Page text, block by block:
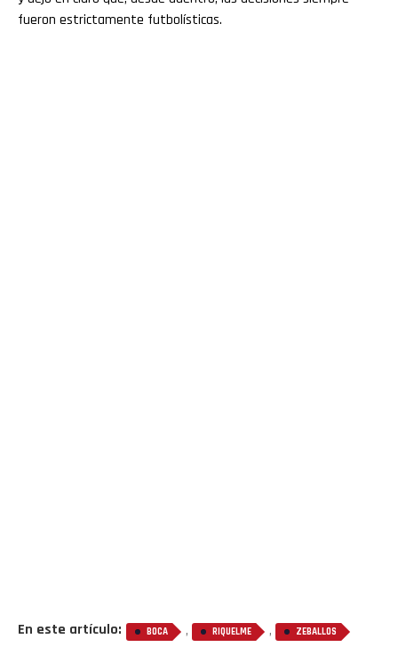
fueron estrictamente futbolísticas.
En este artículo: BOCA , RIQUELME , ZEBALLOS